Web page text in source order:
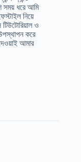
সময় ধরে আমি
নিয়ে
ও
করে
আমার